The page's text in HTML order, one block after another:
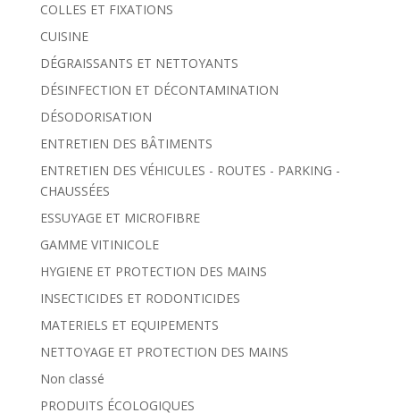
COLLES ET FIXATIONS
CUISINE
DÉGRAISSANTS ET NETTOYANTS
DÉSINFECTION ET DÉCONTAMINATION
DÉSODORISATION
ENTRETIEN DES BÂTIMENTS
ENTRETIEN DES VÉHICULES - ROUTES - PARKING -
CHAUSSÉES
ESSUYAGE ET MICROFIBRE
GAMME VITINICOLE
HYGIENE ET PROTECTION DES MAINS
INSECTICIDES ET RODONTICIDES
MATERIELS ET EQUIPEMENTS
NETTOYAGE ET PROTECTION DES MAINS
Non classé
PRODUITS ÉCOLOGIQUES